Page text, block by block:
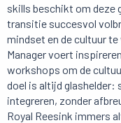
skills beschikt om deze
transitie succesvol
mindset en de cultuur te
Manager voert
workshops om de
doel is altijd glashelder:
integreren, zonder
Royal Reesink immers